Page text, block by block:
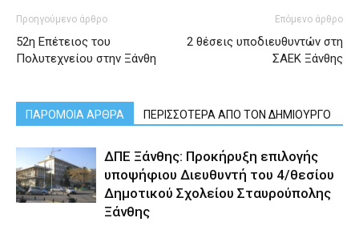
Προηγούμενο άρθρο
52η Επέτειος του
Πολυτεχνείου στην Ξάνθη
Επόμενο άρθρο
2 θέσεις υποδιευθυντών στη
ΣΑΕΚ Ξάνθης
ΠΑΡΟΜΟΙΑ ΑΡΘΡΑ ΠΕΡΙΣΣΟΤΕΡΑ ΑΠΟ ΤΟΝ ΔΗΜΙΟΥΡΓΟ
ΔΠΕ Ξάνθης: Προκήρυξη επιλογής
υποψήφιου Διευθυντή του 4/θεσίου
Δημοτικού Σχολείου Σταυρούπολης
Ξάνθης